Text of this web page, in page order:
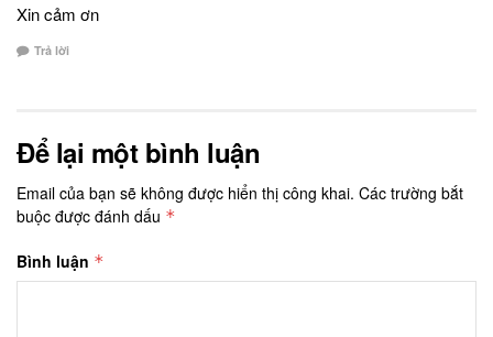
Xin cảm ơn
Trả lời
Để lại một bình luận
Email của bạn sẽ không được hiển thị công khai. Các trường bắt
buộc được đánh dấu *
Bình luận *